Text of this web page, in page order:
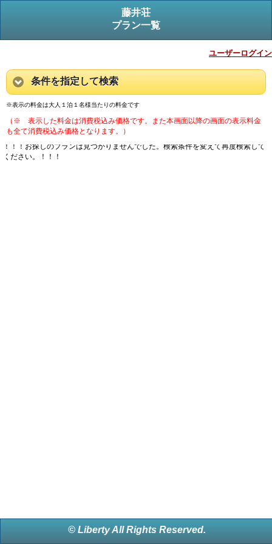
藤井荘
プラン一覧
ユーザーログイン
条件を指定して検索
※表示の料金は大人１泊１名様当たりの料金です
（※ 表示した料金は消費税込み価格です。また本画面以降の画面の表示料金
も全て消費税込み価格となります。）
！！！お探しのプランは見つかりませんでした。検索条件を変えて再度検索して
ください。！！！
© Liberty All Rights Reserved.